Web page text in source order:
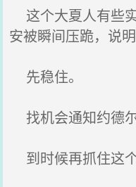
这个大夏人有些
安被瞬间压跪，说
先稳住。
找机会通知约德尔
到时候再抓住这